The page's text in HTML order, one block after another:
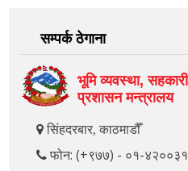
सम्पर्क ठेगाना
भूमि व्यवस्था,
प्रशासन मन्त्रालय
सिंहदरबार, काठमाडौँ
फोन: (+९७७) - ०१-